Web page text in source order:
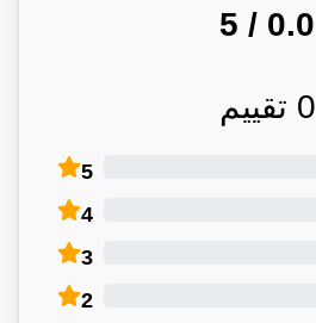
0.0
/ 5
0 تقييم
5
4
3
2